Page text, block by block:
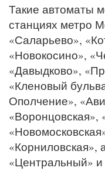
Такие автоматы
станциях метро
«Саларьево»,
«Новокосино»,
«Давыдково»,
«Кленовый
Ополчение»,
«Воронцовская»,
«Корниловская»,
«Центральный»